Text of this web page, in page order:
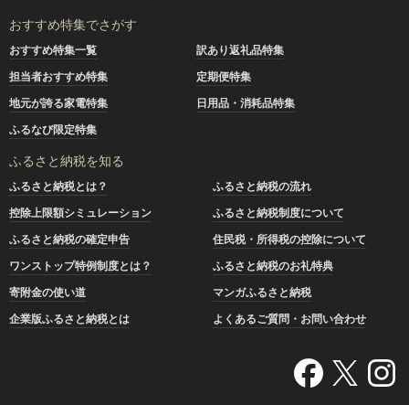
おすすめ特集でさがす
おすすめ特集一覧
訳あり返礼品特集
担当者おすすめ特集
定期便特集
地元が誇る家電特集
日用品・消耗品特集
ふるなび限定特集
ふるさと納税を知る
ふるさと納税とは？
ふるさと納税の流れ
控除上限額シミュレーション
ふるさと納税制度について
ふるさと納税の確定申告
住民税・所得税の控除について
ワンストップ特例制度とは？
ふるさと納税のお礼特典
寄附金の使い道
マンガふるさと納税
企業版ふるさと納税とは
よくあるご質問・お問い合わせ